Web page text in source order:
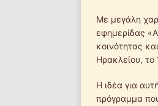
Με μεγάλη
εφημερίδας
κοινότητας
Ηρακλείου,
Η ιδέα για
πρόγραμμα